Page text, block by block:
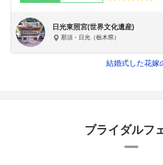
日光東照宮(世界文化遺産)
那須・日光（栃木県）
結婚式した花嫁
ブライダルフ